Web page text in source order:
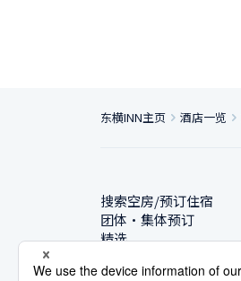
东横INN主页 酒店一览
搜索空房/预订住宿
团体・集体预订
精选